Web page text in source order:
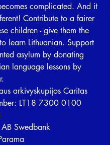
complicated. And it
Contribute to a fairer
children - give them the
learn Lithuanian. Support
asylum by donating
language lessons by
arkivyskupijos Caritas
LT18 7300 0100
Swedbank